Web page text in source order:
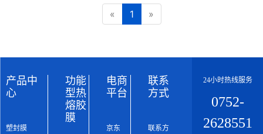
« 1 »
产品中
心
塑封膜
功能
型热
熔胶
膜
电商
平台
京东
联系
方式
联系方
24小时热线服务
0752-
2628551